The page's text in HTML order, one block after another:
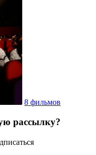
8 фильмов
рассылку?